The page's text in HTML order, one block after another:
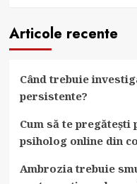
Eko
în
Media
Articole recente
Când trebuie
persistente?
Cum să te pregătești
psiholog online din
Ambrozia trebuie